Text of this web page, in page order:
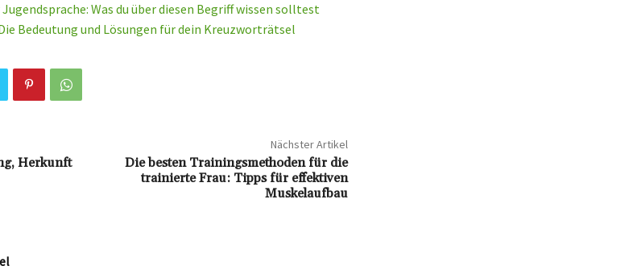
Was du über diesen Begriff wissen solltest
Bedeutung und Lösungen für dein Kreuzworträtsel
Herkunft
Nächster Artikel
Die besten Trainingsmethoden für die
trainierte Frau: Tipps für effektiven
Muskelaufbau